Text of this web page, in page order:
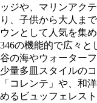
ッジや、マリンアク
り、子供から大人ま
ウンとして人気を集
346の機能的で広々と
谷の海やウォーター
少量多皿スタイルの
「コレンテ」や、和
めるビュッフェレス